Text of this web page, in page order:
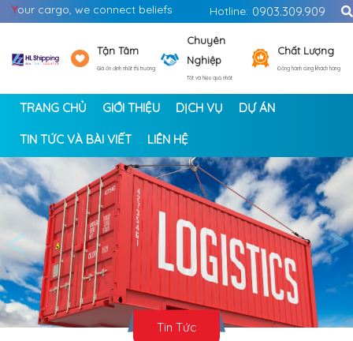
Your cargo, we connect beliefs Hotline: 0903.309.909
Tận Tâm
Giá ổn định nhất thị trường
Chuyên
Nghiệp
Tốt và hiệu quả nhất
Chất Lượng
Đồng hành cùng khách hàng
TRANG CHỦ GIỚI THIỆU DỊCH VỤ DỰ ÁN
TIN TỨC VÀ BÀI VIẾT LIÊN HỆ
< >
Tin Tức